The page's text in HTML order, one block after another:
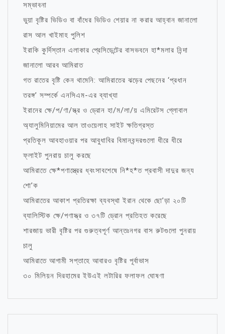
সম্ভাবনা
ভুয়া বৃষ্টির ভিডিও বা বাঁধের ভিডিও শেয়ার না করার আহ্বান জানালো
রাস আল খাইমাহ পুলিশ
ইরাকি কুর্দিস্তান এলাকার প্রেসিডেন্টের বাসভবনে হা*মলার নিন্দা
জানালো আরব আমিরাত
গত রাতের বৃষ্টি কেন থামেনি: আমিরাতের ঝড়ের পেছনের ‘প্রধান
তরঙ্গ’ সম্পর্কে এনসিএম-এর ব্যাখ্যা
ইরানের ক্ষে/প/ণা/স্ত্র ও ড্রোন হা/ম/লা/য় এমিরেটস গ্লোবাল
অ্যালুমিনিয়ামের আল তাওয়েলাহ সাইট ক্ষতিগ্রস্ত
প্রতিকূল আবহাওয়ার পর আবুধাবির বিমানবন্দরগুলো ধীরে ধীরে
ফ্লাইট পুনরায় চালু করছে
আমিরাতে ক্ষে*পণাস্ত্রের ধ্বংসাবশেষে নি*হ*ত প্রবাসী দাদুর জন্য
শো’ক
আমিরাতের আকাশ প্রতিরক্ষা ব্যবস্থা ইরান থেকে ছো’ড়া ২০টি
ব্যালিস্টিক ক্ষে/পণাস্ত্র ও ৩৭টি ড্রোন প্রতিহত করেছে
শারজায় ভারী বৃষ্টির পর গুরুত্বপূর্ণ আন্তঃনগর বাস রুটগুলো পুনরায়
চালু
আমিরাতে আগামী সপ্তাহে আবারও বৃষ্টির পূর্বাভাস
৩০ মিলিয়ন দিরহামের ইউএই লটারির ফলাফল ঘোষণা